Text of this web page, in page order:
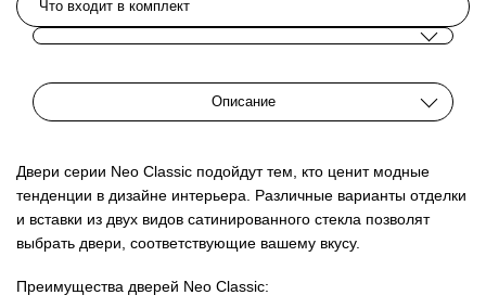
Что входит в комплект
Описание
Двери серии Neo Classic подойдут тем, кто ценит модные
тенденции в дизайне интерьера. Различные варианты отделки
и вставки из двух видов сатинированного стекла позволят
выбрать двери, соответствующие вашему вкусу.
Преимущества дверей Neo Classic: